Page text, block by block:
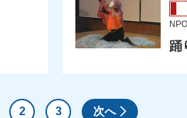
踊
2 3 次へ